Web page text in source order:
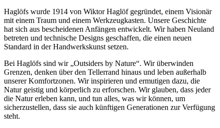
Haglöfs wurde 1914 von Wiktor Haglöf gegründet, einem Visionär
mit einem Traum und einem Werkzeugkasten. Unsere Geschichte
hat sich aus bescheidenen Anfängen entwickelt. Wir haben Neuland
betreten und technische Designs geschaffen, die einen neuen
Standard in der Handwerkskunst setzen.
Bei Haglöfs sind wir „Outsiders by Nature“. Wir überwinden
Grenzen, denken über den Tellerrand hinaus und leben außerhalb
unserer Komfortzonen. Wir inspirieren und ermutigen dazu, die
Natur geistig und körperlich zu erforschen. Wir glauben, dass jeder
die Natur erleben kann, und tun alles, was wir können, um
sicherzustellen, dass sie auch künftigen Generationen zur Verfügung
steht.